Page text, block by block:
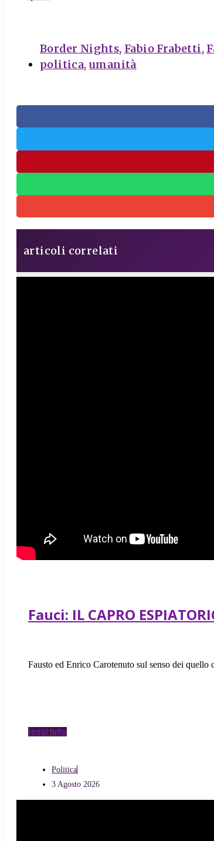
Border Nights, Fabio Frabetti,
politica,umanità
articoli correlati
Fauci: IL CAPRO
Fausto ed Enrico Carotenuto sul senso dei quello
leggi tutto
Politica
3 Agosto 2026